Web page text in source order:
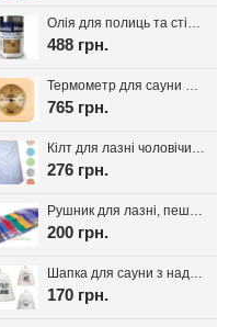
Олія для полиць та стін сауни Bionic House 0.8л, Україна
488 грн.
Термометр для сауни Sawo 220-TP
765 грн.
Кілт для лазні чоловічий, вафельне полотно
276 грн.
Рушник для лазні, пештемаль Класика, 1шт
200 грн.
Шапка для сауни з надписом, білий фетр 100%, вибір надпису
170 грн.